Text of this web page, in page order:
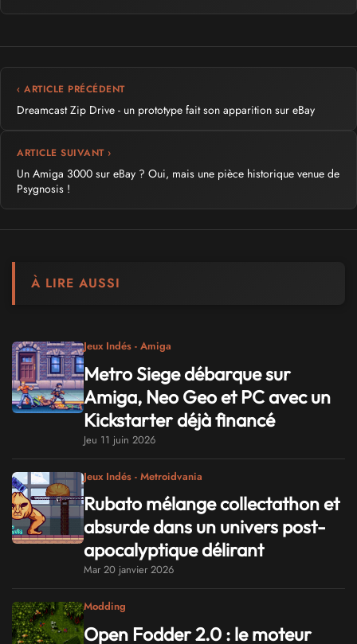
‹ ARTICLE PRÉCÉDENT
Dreamcast Zip Drive - un prototype fait son apparition sur eBay
ARTICLE SUIVANT ›
Un Amiga 3000 sur eBay ? Oui, mais une pièce historique venue de
Psygnosis !
À LIRE AUSSI
Jeux Indés - Amiga
Metro Siege débarque sur
Amiga, Neo Geo et PC avec un
Kickstarter déjà financé
Jeu 11 juin 2026
Jeux Indés - Metroidvania
Rubato mélange collectathon et
absurde dans un univers post-
apocalyptique délirant
Mar 20 janvier 2026
Modding
Open Fodder 2.0 : le moteur